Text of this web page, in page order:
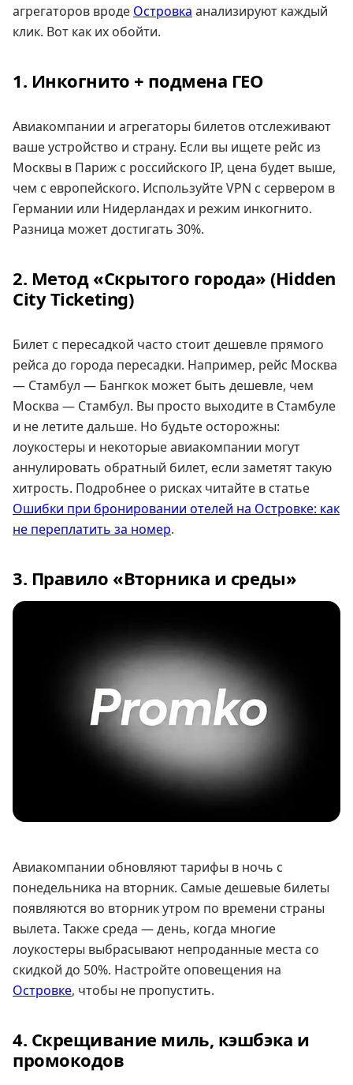
агрегаторов вроде Островка анализируют каждый
клик. Вот как их обойти.
1. Инкогнито + подмена ГЕО
Авиакомпании и агрегаторы билетов отслеживают
ваше устройство и страну. Если вы ищете рейс из
Москвы в Париж с российского IP, цена будет выше,
чем с европейского. Используйте VPN с сервером в
Германии или Нидерландах и режим инкогнито.
Разница может достигать 30%.
2. Метод «Скрытого города» (Hidden
City Ticketing)
Билет с пересадкой часто стоит дешевле прямого
рейса до города пересадки. Например, рейс Москва
— Стамбул — Бангкок может быть дешевле, чем
Москва — Стамбул. Вы просто выходите в Стамбуле
и не летите дальше. Но будьте осторожны:
лоукостеры и некоторые авиакомпании могут
аннулировать обратный билет, если заметят такую
хитрость. Подробнее о рисках читайте в статье
Ошибки при бронировании отелей на Островке: как
не переплатить за номер.
3. Правило «Вторника и среды»
Авиакомпании обновляют тарифы в ночь с
понедельника на вторник. Самые дешевые билеты
появляются во вторник утром по времени страны
вылета. Также среда — день, когда многие
лоукостеры выбрасывают непроданные места со
скидкой до 50%. Настройте оповещения на
Островке, чтобы не пропустить.
4. Скрещивание миль, кэшбэка и
промокодов